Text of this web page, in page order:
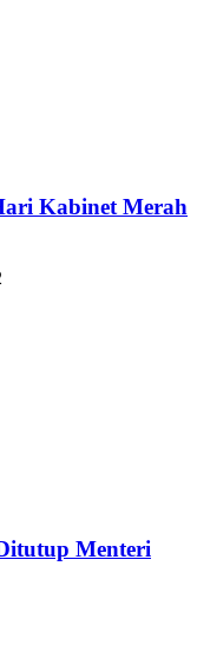
Kabinet Merah
Menteri